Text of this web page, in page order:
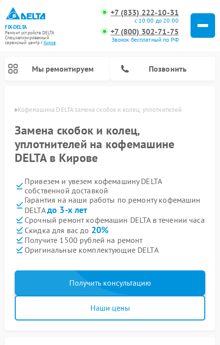
FIX-DELTA
Ремонт устройств DELTA
Специализированный
cервисный центр г.Киров
+7 (833) 222-10-31
с 10:00 до 20:00
+7 (800) 302-71-75
Звонок бесплатный по РФ
Мы ремонтируем Позвонить
Кофемашина DELTA замена скобок и колец, уплотнителей
Замена скобок и колец,
уплотнителей на кофемашине
DELTA в Кирове
Привезем и увезем кофемашину DELTA
собственной доставкой
Гарантия на наши работы по ремонту кофемашин
DELTAдо 3-х лет
Срочный ремонт кофемашин DELTA в течении часа
Скидка для вас до 20%
Получите 1500 рублей на ремонт
Оригинальные комплектующие DELTA
Получить консультацию
Наши цены